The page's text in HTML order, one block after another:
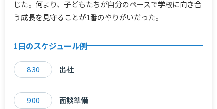
じた。何より、子どもたちが自分のペースで学校に向き合
う成長を見守ることが1番のやりがいだった。
1日のスケジュール例
8:30 出社
9:00 面談準備